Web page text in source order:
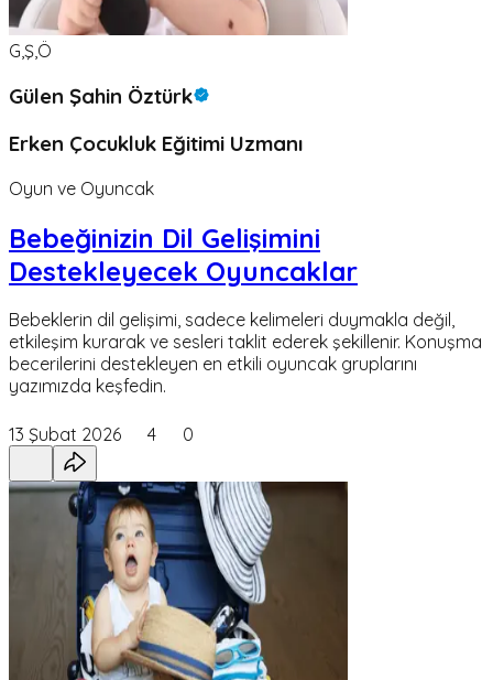
G,Ş,Ö
Gülen Şahin Öztürk
Erken Çocukluk Eğitimi Uzmanı
Oyun ve Oyuncak
Bebeğinizin Dil Gelişimini
Destekleyecek Oyuncaklar
Bebeklerin dil gelişimi, sadece kelimeleri duymakla değil,
etkileşim kurarak ve sesleri taklit ederek şekillenir. Konuşma
becerilerini destekleyen en etkili oyuncak gruplarını
yazımızda keşfedin.
13 Şubat 2026 4 0